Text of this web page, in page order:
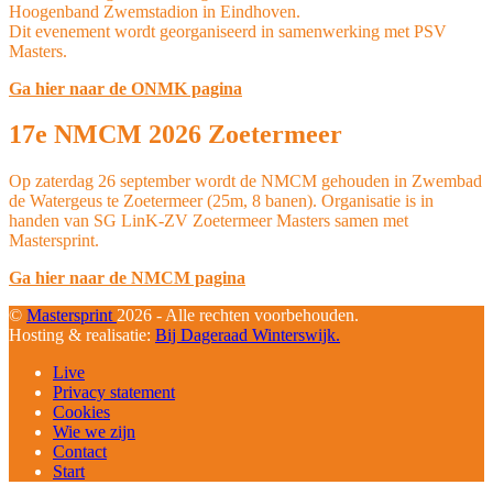
Hoogenband Zwemstadion in Eindhoven.
Dit evenement wordt georganiseerd in samenwerking met PSV
Masters.
Ga hier naar de ONMK pagina
17e NMCM 2026 Zoetermeer
Op zaterdag 26 september wordt de NMCM gehouden in Zwembad
de Watergeus te Zoetermeer (25m, 8 banen). Organisatie is in
handen van SG LinK-ZV Zoetermeer Masters samen met
Mastersprint.
Ga hier naar de NMCM pagina
© Mastersprint 2026 - Alle rechten voorbehouden.
Hosting & realisatie: Bij Dageraad Winterswijk.
Live
Privacy statement
Cookies
Wie we zijn
Contact
Start